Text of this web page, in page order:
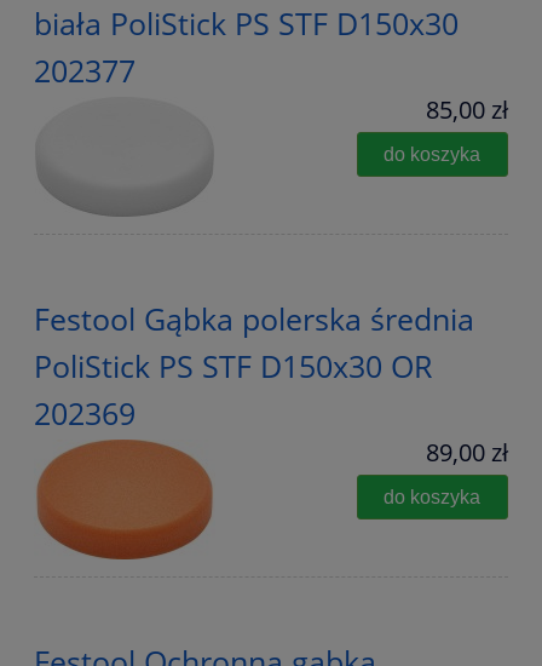
biała PoliStick PS STF D150x30
202377
85,00 zł
do koszyka
Festool Gąbka polerska średnia
PoliStick PS STF D150x30 OR
202369
89,00 zł
do koszyka